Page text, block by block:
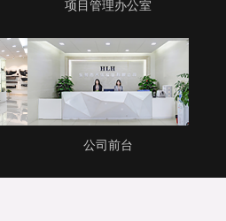
项目管理办公室
公司前台